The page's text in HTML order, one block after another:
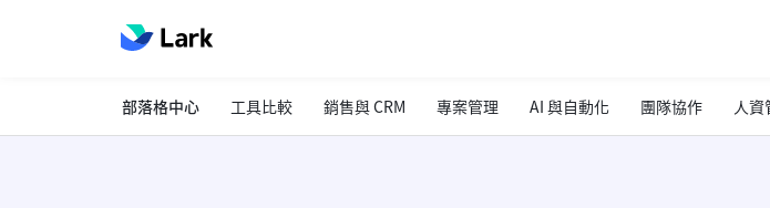
部落格中心 工具比較 銷售與 CRM 專案管理 AI 與自動化 團隊協作 人資